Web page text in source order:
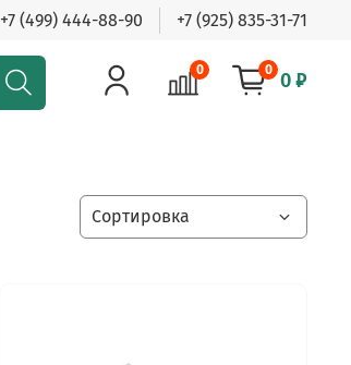
+7 (499) 444-88-90 +7 (925) 835-31-71
0 0 0 ₽